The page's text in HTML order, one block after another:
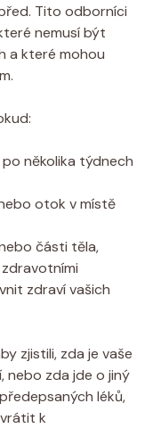
Tito odborníci
nemusí být
a které mohou
několika týdnech
otok v místě
části těla,
zdraví vašich
zjistili, zda je vaše
nebo zda jde o jiný
léků,
k